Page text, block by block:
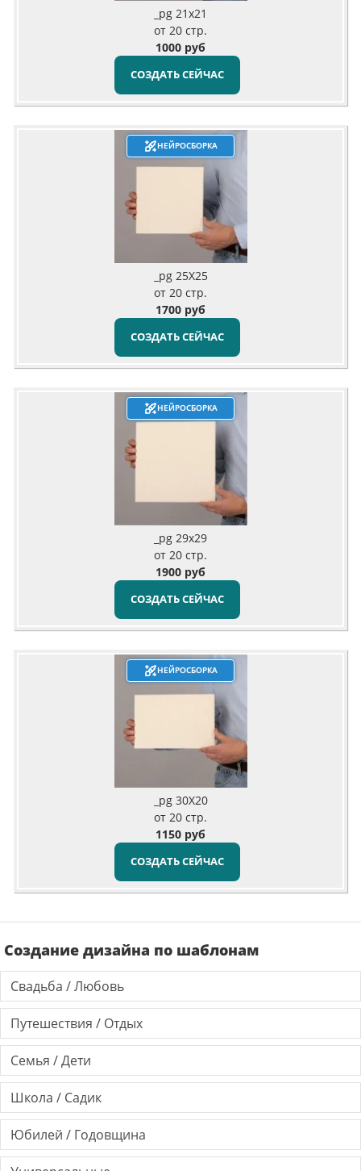
_pg 21х21
от 20 стр.
1000 руб
СОЗДАТЬ СЕЙЧАС
НЕЙРОСБОРКА
_pg 25X25
от 20 стр.
1700 руб
СОЗДАТЬ СЕЙЧАС
НЕЙРОСБОРКА
_pg 29x29
от 20 стр.
1900 руб
СОЗДАТЬ СЕЙЧАС
НЕЙРОСБОРКА
_pg 30X20
от 20 стр.
1150 руб
СОЗДАТЬ СЕЙЧАС
Создание дизайна по шаблонам
Свадьба / Любовь
Путешествия / Отдых
Семья / Дети
Школа / Садик
Юбилей / Годовщина